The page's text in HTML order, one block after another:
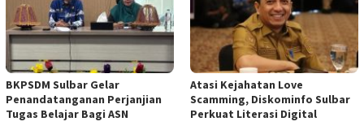
BKPSDM Sulbar Gelar
Penandatanganan Perjanjian
Tugas Belajar Bagi ASN
Atasi Kejahatan Love
Scamming, Diskominfo Sulbar
Perkuat Literasi Digital